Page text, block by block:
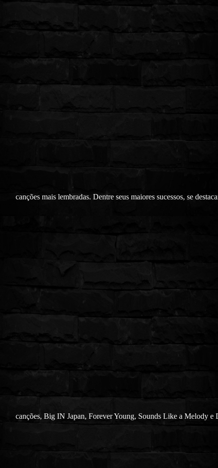
canções mais lembradas. Dentre seus maiores sucessos, se
canções, Big IN Japan, Forever Young, Sounds Like a Melody e